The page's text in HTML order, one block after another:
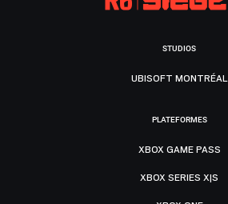
STUDIOS
UBISOFT MONTRÉAL
PLATEFORMES
XBOX GAME PASS
XBOX SERIES X|S